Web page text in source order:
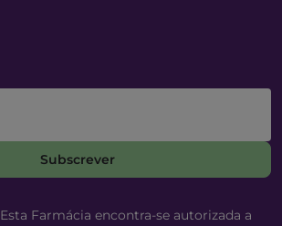
Subscrever
Esta Farmácia encontra-se autorizada a